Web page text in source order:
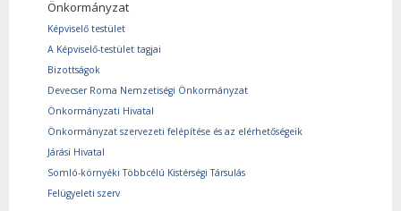
Önkormányzat
Képviselő testület
A Képviselő-testület tagjai
Bizottságok
Devecser Roma Nemzetiségi Önkormányzat
Önkormányzati Hivatal
Önkormányzat szervezeti felépítése és az elérhetőségeik
Járási Hivatal
Somló-környéki Többcélú Kistérségi Társulás
Felügyeleti szerv